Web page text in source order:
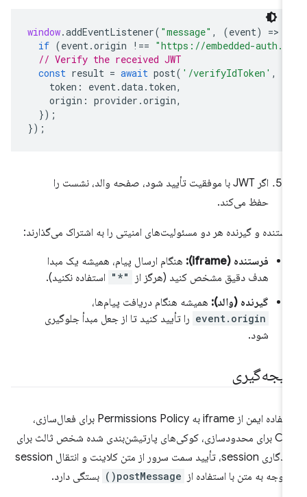
window.addEventListener("message", (event)
if (event.origin !== "https://embedded-
// Verify the received JWT
const result = await post('/verifyIdToken'
token: event.data.token
origin: provider.origin
اگر JWT با موفقیت تأیید شود، صفحه والد، نشست را
حفظ می‌کند.
و گیرنده هر دو مسئولیت‌های امنیتی را به اشتراک می‌گذارند:
فرستنده (iframe):
هنگام ارسال پیام، همیشه یک مبدا
هدف دقیق مشخص کنید (هرگز از "*"
استفاده نکنید).
گیرنده (والد):همیشه هنگام دریافت پیام‌ها،
event.origin را تأیید کنید تا از جعل مبدأ جلوگیری
شود.
استفاده ایمن از iframe به Permissions Policy برای فعال‌سازی،
CSP برای محدودسازی، کوکی‌های پارتیشن‌بندی شده شخص ثالث برای
ماندگاری session، تأیید سمت سرور از متن کلاینت و انتقال session
توجه به متن با استفاده از postMessage() بستگی دارد.